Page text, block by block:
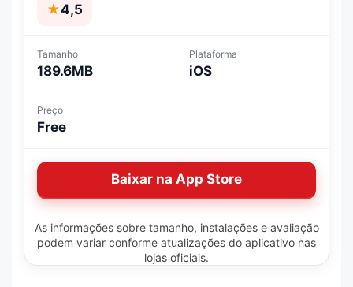
★4,5
Tamanho
189.6MB
Plataforma
iOS
Preço
Free
Baixar na App Store
As informações sobre tamanho, instalações e avaliação
podem variar conforme atualizações do aplicativo nas
lojas oficiais.